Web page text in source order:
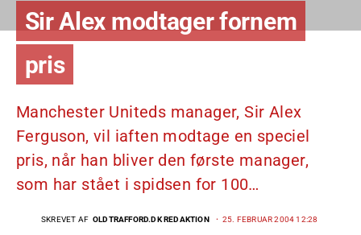
Sir Alex modtager fornem
pris
Manchester Uniteds manager, Sir Alex
Ferguson, vil iaften modtage en speciel
pris, når han bliver den første manager,
som har stået i spidsen for 100…
SKREVET AF OLDTRAFFORD.DK REDAKTION 25. FEBRUAR 2004 12:28